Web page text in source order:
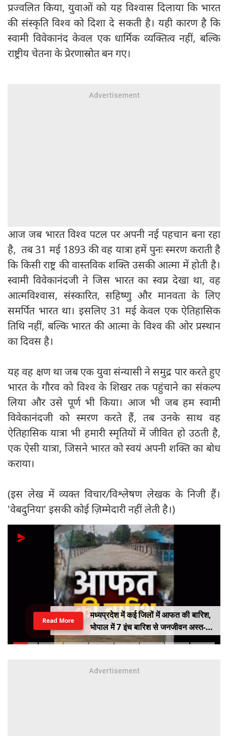
प्रज्वलित किया, युवाओं को यह विश्वास दिलाया कि भारत
की संस्कृति विश्व को दिशा दे सकती है। यही कारण है कि
स्वामी विवेकानंद केवल एक धार्मिक व्यक्तित्व नहीं, बल्कि
राष्ट्रीय चेतना के प्रेरणास्रोत बन गए।
आज जब भारत विश्व पटल पर अपनी नई पहचान बना रहा
है, तब 31 मई 1893 की वह यात्रा हमें पुनः स्मरण कराती है
कि किसी राष्ट्र की वास्तविक शक्ति उसकी आत्मा में होती है।
स्वामी विवेकानंदजी ने जिस भारत का स्वप्न देखा था, वह
आत्मविश्वास, संस्कारित, सहिष्णु और मानवता के लिए
समर्पित भारत था। इसलिए 31 मई केवल एक ऐतिहासिक
तिथि नहीं, बल्कि भारत की आत्मा के विश्व की ओर प्रस्थान
का दिवस है।
यह वह क्षण था जब एक युवा संन्यासी ने समुद्र पार करते हुए
भारत के गौरव को विश्व के शिखर तक पहुंचाने का संकल्प
लिया और उसे पूर्ण भी किया। आज भी जब हम स्वामी
विवेकानंदजी को स्मरण करते हैं, तब उनके साथ वह
ऐतिहासिक यात्रा भी हमारी स्मृतियों में जीवित हो उठती है,
एक ऐसी यात्रा, जिसने भारत को स्वयं अपनी शक्ति का बोध
कराया।
(इस लेख में व्यक्त विचार/विश्लेषण लेखक के निजी हैं।
'वेबदुनिया' इसकी कोई ज़िम्मेदारी नहीं लेती है।)
मध्यप्रदेश में कई जिलों में आफत की बारिश,
भोपाल में 7 इंच बारिश से जनजीवन अस्त-
व्यस्त, कई जिलों में नदी-नाले उफान पर,
Read More